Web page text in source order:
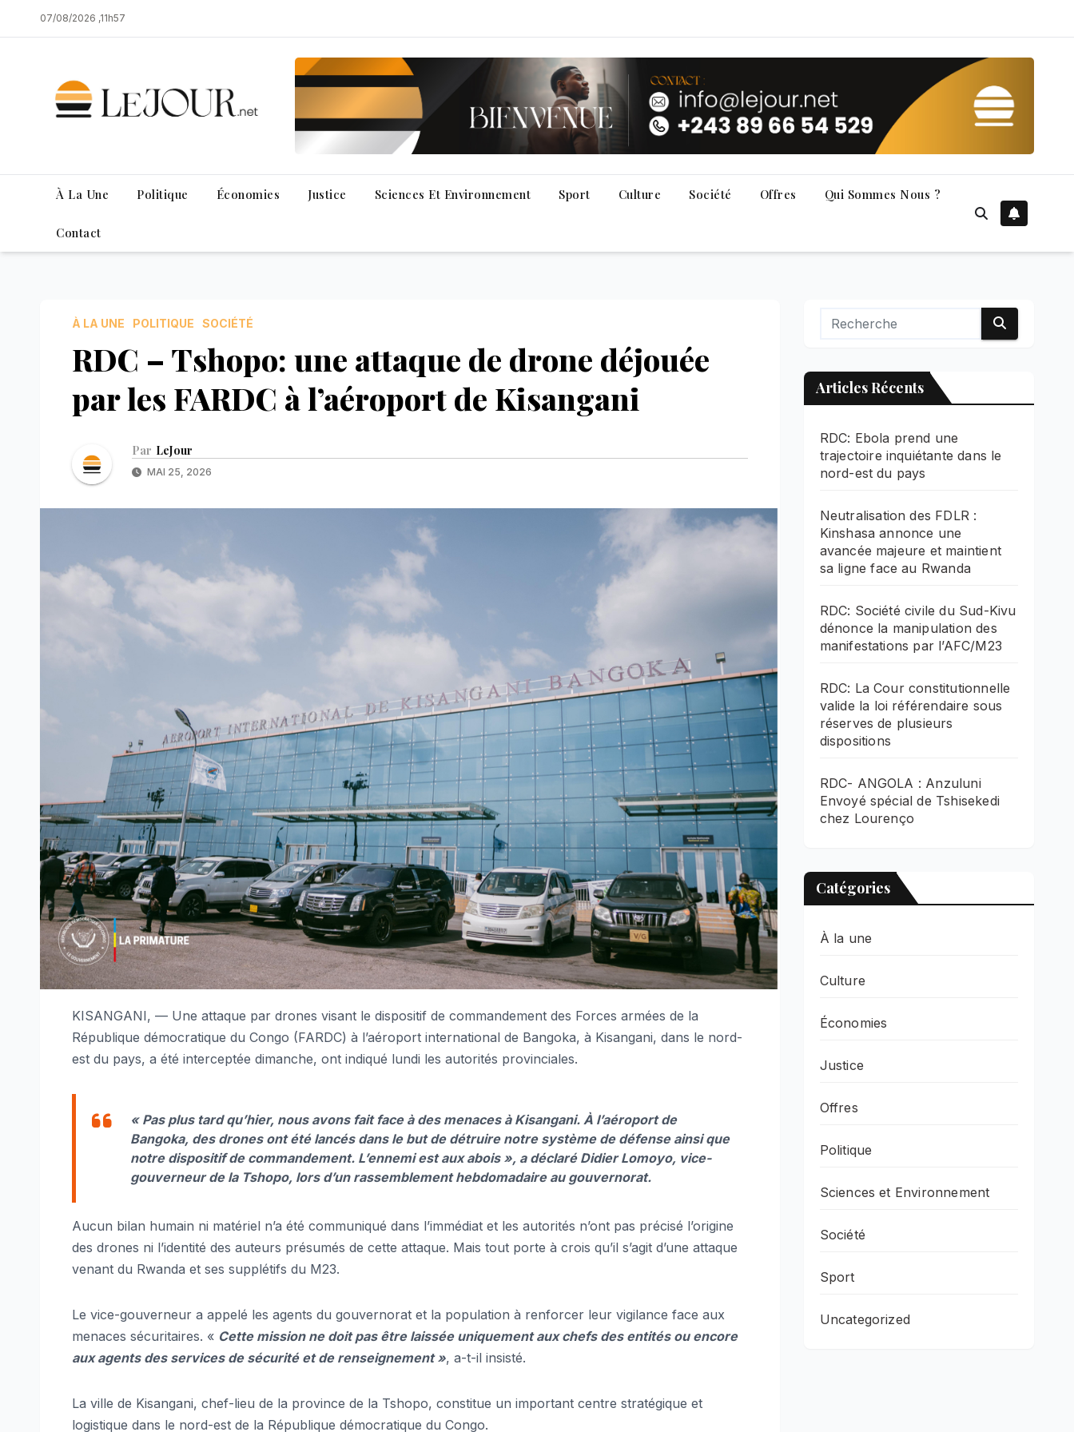
to
07/08/2026 ,11h57
À La Une Politique Économies Justice Sciences Et Environnement Sport Culture Société Offres Qui Sommes Nous ?
Contact
À LA UNE POLITIQUE SOCIÉTÉ
RDC – Tshopo: une attaque de drone déjouée
par les FARDC à l’aéroport de Kisangani
Par LeJour
MAI 25, 2026
KISANGANI, — Une attaque par drones visant le dispositif de commandement des Forces armées de la
République démocratique du Congo (FARDC) à l’aéroport international de Bangoka, à Kisangani, dans le nord-
est du pays, a été interceptée dimanche, ont indiqué lundi les autorités provinciales.
« Pas plus tard qu’hier, nous avons fait face à des menaces à Kisangani. À l’aéroport de
Bangoka, des drones ont été lancés dans le but de détruire notre système de défense ainsi que
notre dispositif de commandement. L’ennemi est aux abois », a déclaré Didier Lomoyo, vice-
gouverneur de la Tshopo, lors d’un rassemblement hebdomadaire au gouvernorat.
Aucun bilan humain ni matériel n’a été communiqué dans l’immédiat et les autorités n’ont pas précisé l’origine
des drones ni l’identité des auteurs présumés de cette attaque. Mais tout porte à crois qu’il s’agit d’une attaque
venant du Rwanda et ses supplétifs du M23.
Le vice-gouverneur a appelé les agents du gouvernorat et la population à renforcer leur vigilance face aux
menaces sécuritaires. « Cette mission ne doit pas être laissée uniquement aux chefs des entités ou encore
aux agents des services de sécurité et de renseignement », a-t-il insisté.
La ville de Kisangani, chef-lieu de la province de la Tshopo, constitue un important centre stratégique et
logistique dans le nord-est de la République démocratique du Congo.
Articles Récents
RDC: Ebola prend une
trajectoire inquiétante dans le
nord-est du pays
Neutralisation des FDLR :
Kinshasa annonce une
avancée majeure et maintient
sa ligne face au Rwanda
RDC: Société civile du Sud-Kivu
dénonce la manipulation des
manifestations par l’AFC/M23
RDC: La Cour constitutionnelle
valide la loi référendaire sous
réserves de plusieurs
dispositions
RDC- ANGOLA : Anzuluni
Envoyé spécial de Tshisekedi
chez Lourenço
Catégories
À la une
Culture
Économies
Justice
Offres
Politique
Sciences et Environnement
Société
Sport
Uncategorized